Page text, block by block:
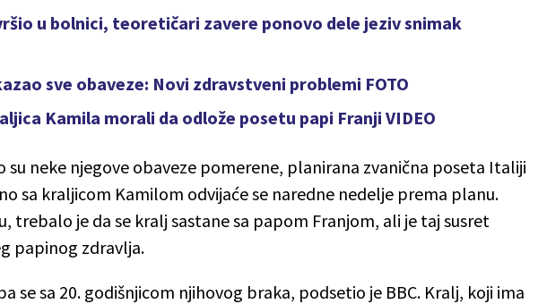
u bolnici, teoretičari zavere ponovo dele jeziv snimak
sve obaveze: Novi zdravstveni problemi FOTO
Kamila morali da odlože posetu papi Franji VIDEO
su neke njegove obaveze pomerene, planirana zvanična poseta Italiji
sa kraljicom Kamilom odvijaće se naredne nedelje prema planu.
trebalo je da se kralj sastane sa papom Franjom, ali je taj susret
papinog zdravlja.
se sa 20. godišnjicom njihovog braka, podsetio je BBC. Kralj, koji ima